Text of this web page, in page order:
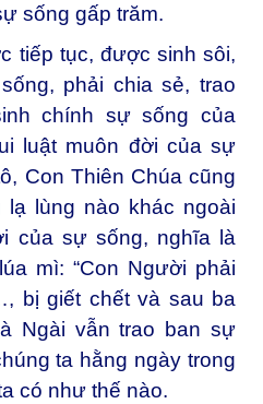
sống gấp trăm.
tiếp tục, được sinh sôi,
phải chia sẻ, trao
chính sự sống của
luật muôn đời của sự
Con Thiên Chúa cũng
lùng nào khác ngoài
của sự sống, nghĩa là
mì: “Con Người phải
bị giết chết và sau ba
Ngài vẫn trao ban sự
ta hằng ngày trong
có như thế nào.